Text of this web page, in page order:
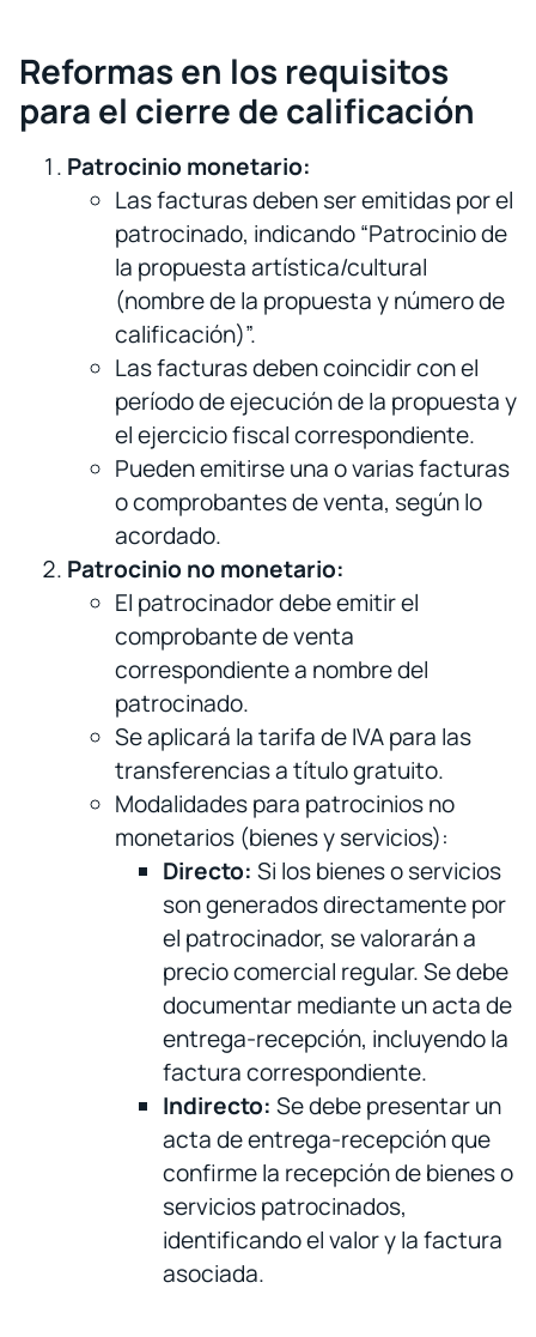
Reformas en los requisitos
para el cierre de calificación
Patrocinio monetario:
Las facturas deben ser emitidas por el
patrocinado, indicando “Patrocinio de
la propuesta artística/cultural
(nombre de la propuesta y número de
calificación)”.
Las facturas deben coincidir con el
período de ejecución de la propuesta y
el ejercicio fiscal correspondiente.
Pueden emitirse una o varias facturas
o comprobantes de venta, según lo
acordado.
Patrocinio no monetario:
El patrocinador debe emitir el
comprobante de venta
correspondiente a nombre del
patrocinado.
Se aplicará la tarifa de IVA para las
transferencias a título gratuito.
Modalidades para patrocinios no
monetarios (bienes y servicios):
Directo: Si los bienes o servicios
son generados directamente por
el patrocinador, se valorarán a
precio comercial regular. Se debe
documentar mediante un acta de
entrega-recepción, incluyendo la
factura correspondiente.
Indirecto: Se debe presentar un
acta de entrega-recepción que
confirme la recepción de bienes o
servicios patrocinados,
identificando el valor y la factura
asociada.